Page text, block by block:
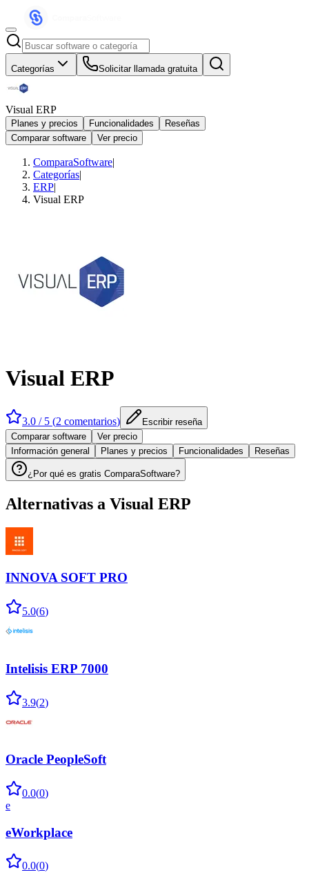
Categorías Solicitar llamada gratuita
Visual ERP
Planes y precios Funcionalidades
Reseñas
Comparar software
Ver precio
ComparaSoftware|
Categorías|
ERP|
Visual ERP
Visual ERP
3.0 / 5 (2 comentarios)
Escribir reseña
Comparar software
Ver precio
Información general
Planes y precios Funcionalidades Reseñas
¿Por qué es gratis ComparaSoftware?
Alternativas a Visual ERP
INNOVA SOFT PRO
5.0(6)
Intelisis ERP 7000
3.9(2)
Oracle PeopleSoft
0.0(0)
e
eWorkplace
0.0(0)